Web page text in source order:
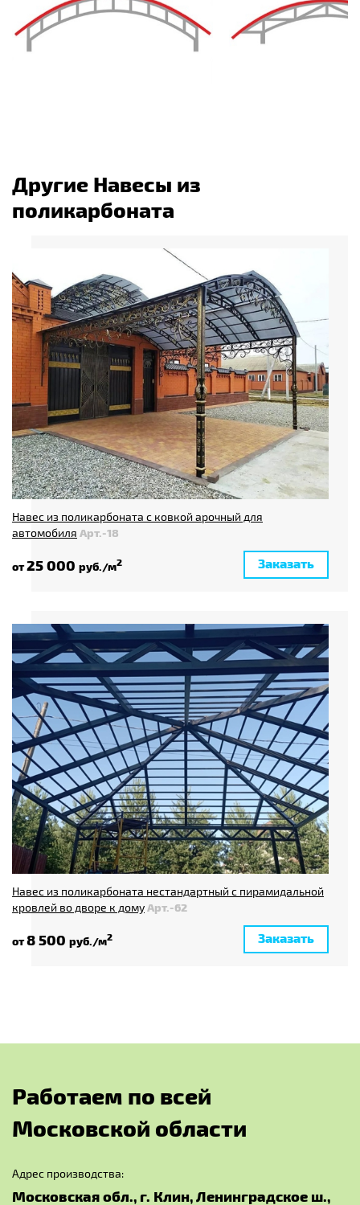
Другие Навесы из
поликарбоната
Навес из поликарбоната с ковкой арочный для
автомобиля Арт.-18
от25 000 руб./м2 Заказать
Навес из поликарбоната нестандартный с пирамидальной
кровлей во дворе к домуАрт.-62
от8 500 руб./м2 Заказать
Работаем по всей
Московской области
Адрес производства:
Московская обл., г. Клин, Ленинградское ш.,